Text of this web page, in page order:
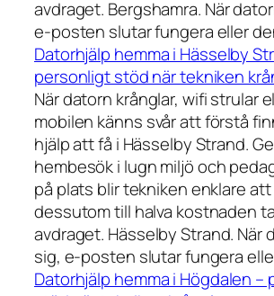
avdraget. Bergshamra. När
e-posten slutar fungera eller
Datorhjälp hemma i Hässelby
personligt stöd när tekniken
När datorn krånglar, wifi strular
mobilen känns svår att förstå
hjälp att få i Hässelby Strand.
hembesök i lugn miljö och
på plats blir tekniken enklare
dessutom till halva kostnaden
avdraget. Hässelby Strand. När
sig, e-posten slutar fungera
Datorhjälp hemma i Högdalen –